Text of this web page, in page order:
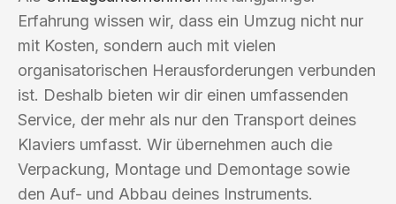
Erfahrung wissen wir, dass ein Umzug nicht nur
mit Kosten, sondern auch mit vielen
organisatorischen Herausforderungen verbunden
ist. Deshalb bieten wir dir einen umfassenden
Service, der mehr als nur den Transport deines
Klaviers umfasst. Wir übernehmen auch die
Verpackung, Montage und Demontage sowie
den Auf- und Abbau deines Instruments.